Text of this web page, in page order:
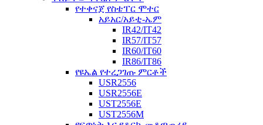
የተቀናጀ የስቴፐር ሞተር
አይአር/አይቲ-ኤም
IR42/IT42
IR57/IT57
IR60/IT60
IR86/IT86
የዩኤል የተረጋገጡ ምርቶች
USR2556
USR2556E
UST2556E
UST2556M